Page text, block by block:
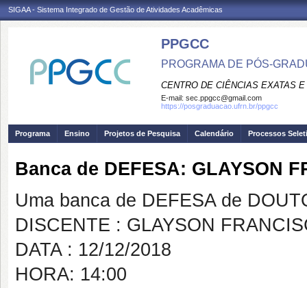
SIGAA - Sistema Integrado de Gestão de Atividades Acadêmicas
PPGCC
PROGRAMA DE PÓS-
CENTRO DE CIÊNCIAS EXATAS
E-mail: sec.ppgcc@gmail.com
https://posgraduacao.ufrn.br/ppgcc
Programa Ensino Projetos de Pesquisa Calendário Processos
Banca de DEFESA: GLAYSON
Uma banca de DEFESA de
DISCENTE : GLAYSON
DATA : 12/12/2018
HORA: 14:00